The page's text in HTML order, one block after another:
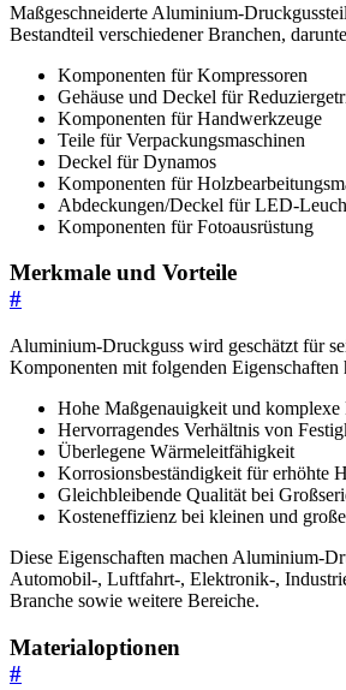
Maßgeschneiderte Aluminium-
Bestandteil verschiedener Branchen,
Komponenten für Kompressoren
Gehäuse und Deckel für
Komponenten für Handwerkzeuge
Teile für Verpackungsmaschinen
Deckel für Dynamos
Komponenten für
Abdeckungen/Deckel für LED-
Komponenten für Fotoausrüstung
Merkmale und Vorteile
#
Aluminium-Druckguss wird geschätzt für
Komponenten mit folgenden Eigenschaften
Hohe Maßgenauigkeit und komplexe
Hervorragendes Verhältnis von
Überlegene Wärmeleitfähigkeit
Korrosionsbeständigkeit für erhöhte
Gleichbleibende Qualität bei
Kosteneffizienz bei kleinen und
Diese Eigenschaften machen Aluminium-
Automobil-, Luftfahrt-, Elektronik-,
Branche sowie weitere Bereiche.
Materialoptionen
#